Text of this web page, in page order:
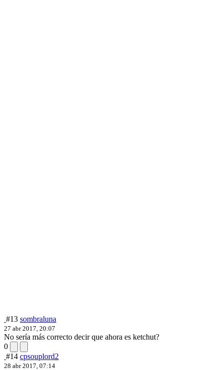
#13 sombraluna
27 abr 2017, 20:07
No sería más correcto decir que ahora es ketchut?
0
#14 cpsouplord2
28 abr 2017, 07:14